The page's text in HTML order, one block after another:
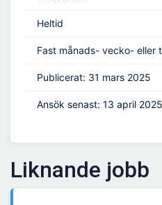
Heltid
Fast månads- vecko- eller
Publicerat: 31 mars 2025
Ansök senast: 13 april 2025
Liknande jobb